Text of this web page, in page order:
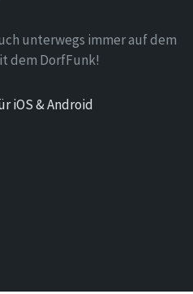
unterwegs immer auf dem
dem DorfFunk!
iOS & Android